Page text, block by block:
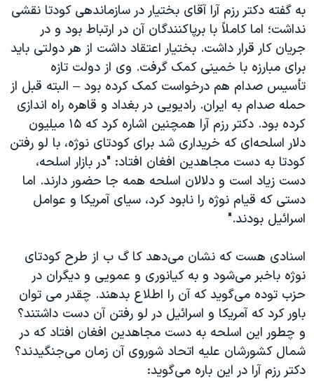
به گفته دکتر رزم آرا آقای بختیار در سازماندهی کودتا نقشی
نداشت؛ اما کاملاً با برپاکنندگان آن در ارتباط بود و در
جریان کار قرار داشت. بختیار اعتقاد داشت از هر دولتی باید
برای مبارزه با خمینی کمک گرفت. وی از دولت تازه
تأسیس صدام هم درخواست کمک کرده بود – البته قبل از
حمله صدام به ایران. رادیویی در بغداد و قاهره راه اندازی
کرده بود. دکتر رزم آرا همچنین اشاره کرد که ۱۵ میلیون
دلار اسلحه‌ای که خریداری شد برای کودتای نوژه، با لو رفتن
کودتا به دست مجاهدین افغان افتاد: "در بازار اسلحه،
دست زیاد است و دلالان اسلحه همه جا حضور دارند. اما
دستی که قیام نوژه را نابود کرد، سیای آمریکا و عوامل
اسرائیل بودند."
اسنادی هست که نشان می‌دهد کا گ ب از طرح کودتای
نوژه باخبر می‌شود و به کیانوری و عمویی و دیگران در
حزب توده می‌گوید که آن را اطلاع بدهند. چقدر می توان
باور کرد که آمریکا و اسرائیل در لو رفتن آن دست داشتند؟
و چطور این اسلحه به دست مجاهدین افغان افتاد که در
شمال کشورشان علیه اتحاد شوروی آن زمان می‌جنگیدند؟
دکتر رزم آرا در این باره می‌گوید: